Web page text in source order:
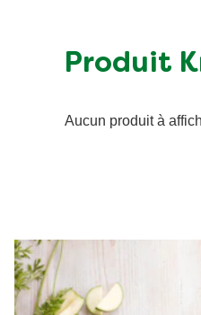
Matières grasses
Fibre (g)
Produit
Aucun produit à